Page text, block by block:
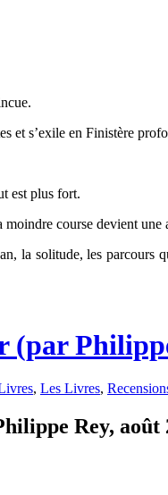
et s’exile en Finistère
est plus fort.
course devient une
la solitude, les parcours
(par
, Les Livres,
Rey, août